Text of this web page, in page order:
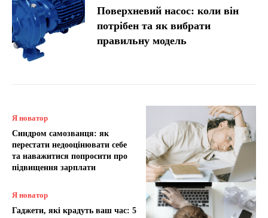
Поверхневий насос: коли він
потрібен та як вибрати
правильну модель
Я новатор
Синдром самозванця: як
перестати недооцінювати себе
та наважитися попросити про
підвищення зарплати
Я новатор
Гаджети, які крадуть ваш час: 5